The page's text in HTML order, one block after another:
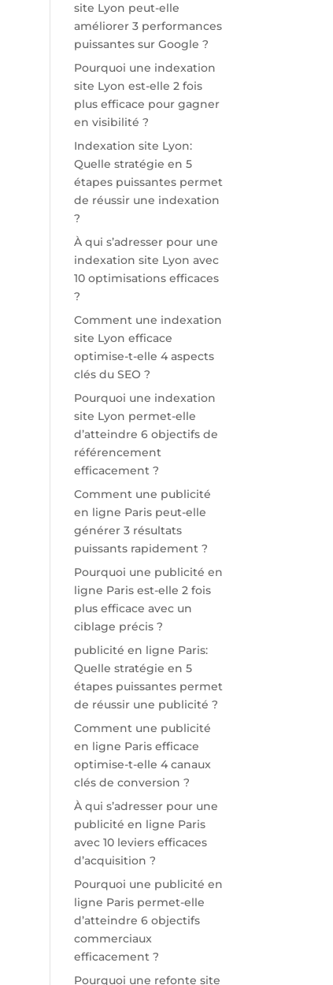
site Lyon peut-elle
améliorer 3 performances
puissantes sur Google ?
Pourquoi une indexation
site Lyon est-elle 2 fois
plus efficace pour gagner
en visibilité ?
Indexation site Lyon:
Quelle stratégie en 5
étapes puissantes permet
de réussir une indexation
?
À qui s’adresser pour une
indexation site Lyon avec
10 optimisations efficaces
?
Comment une indexation
site Lyon efficace
optimise-t-elle 4 aspects
clés du SEO ?
Pourquoi une indexation
site Lyon permet-elle
d’atteindre 6 objectifs de
référencement
efficacement ?
Comment une publicité
en ligne Paris peut-elle
générer 3 résultats
puissants rapidement ?
Pourquoi une publicité en
ligne Paris est-elle 2 fois
plus efficace avec un
ciblage précis ?
publicité en ligne Paris:
Quelle stratégie en 5
étapes puissantes permet
de réussir une publicité ?
Comment une publicité
en ligne Paris efficace
optimise-t-elle 4 canaux
clés de conversion ?
À qui s’adresser pour une
publicité en ligne Paris
avec 10 leviers efficaces
d’acquisition ?
Pourquoi une publicité en
ligne Paris permet-elle
d’atteindre 6 objectifs
commerciaux
efficacement ?
Pourquoi une refonte site